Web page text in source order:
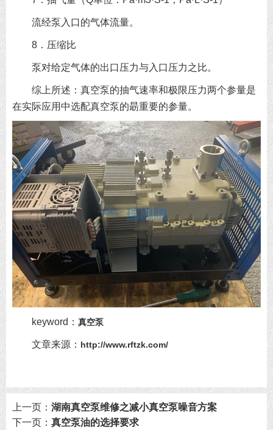
流经泵入口的气体流量。
8．压缩比
泵对给定气体的出口压力与入口压力之比。
综上所述：真空泵的抽气速率和极限压力两个参量是
在实际应用中选配真空泵的朂重要的参量。
keyword： 真空泵
文章来源： http://www.rftzk.com/
上一页： 湖南真空泵维修之减小真空泵噪音方案
下一页： 真空泵油的选择要求